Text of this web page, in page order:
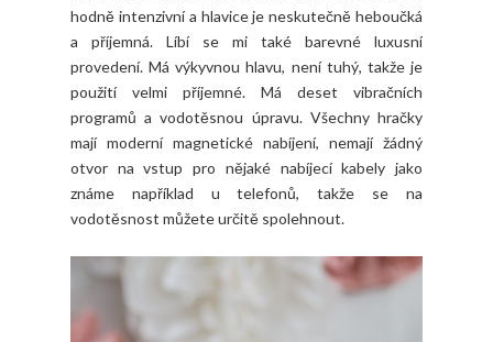
hodně intenzivní a hlavice je neskutečně heboučká
a příjemná. Líbí se mi také barevné luxusní
provedení. Má výkyvnou hlavu, není tuhý, takže je
použití velmi příjemné. Má deset vibračních
programů a vodotěsnou úpravu. Všechny hračky
mají moderní magnetické nabíjení, nemají žádný
otvor na vstup pro nějaké nabíjecí kabely jako
známe například u telefonů, takže se na
vodotěsnost můžete určitě spolehnout.